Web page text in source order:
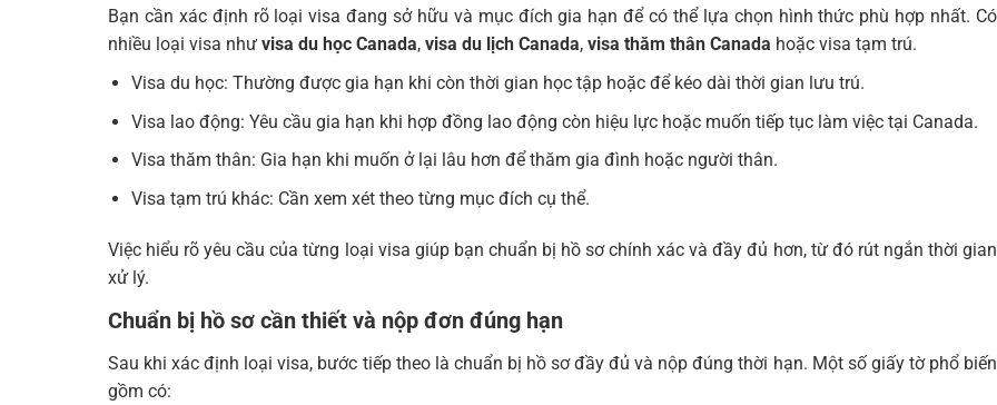
Bạn cần xác định rõ loại visa đang sở hữu và mục đích gia hạn để có thể lựa chọn hình thức phù hợp nhất. Có
nhiều loại visa như visa du học Canada, visa du lịch Canada, visa thăm thân Canada hoặc visa tạm trú.
Visa du học: Thường được gia hạn khi còn thời gian học tập hoặc để kéo dài thời gian lưu trú.
Visa lao động: Yêu cầu gia hạn khi hợp đồng lao động còn hiệu lực hoặc muốn tiếp tục làm việc tại Canada.
Visa thăm thân: Gia hạn khi muốn ở lại lâu hơn để thăm gia đình hoặc người thân.
Visa tạm trú khác: Cần xem xét theo từng mục đích cụ thể.
Việc hiểu rõ yêu cầu của từng loại visa giúp bạn chuẩn bị hồ sơ chính xác và đầy đủ hơn, từ đó rút ngắn thời gian
xử lý.
Chuẩn bị hồ sơ cần thiết và nộp đơn đúng hạn
Sau khi xác định loại visa, bước tiếp theo là chuẩn bị hồ sơ đầy đủ và nộp đúng thời hạn. Một số giấy tờ phổ biến
gồm có: